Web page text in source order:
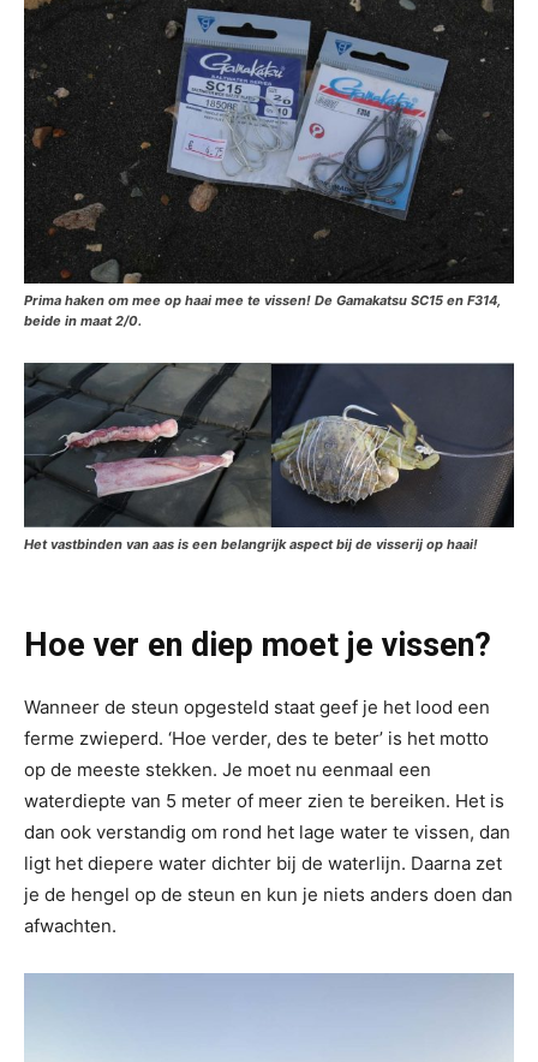
Prima haken om mee op haai mee te vissen! De Gamakatsu SC15 en F314,
beide in maat 2/0.
Het vastbinden van aas is een belangrijk aspect bij de visserij op haai!
Hoe ver en diep moet je vissen?
Wanneer de steun opgesteld staat geef je het lood een
ferme zwieperd. ‘Hoe verder, des te beter’ is het motto
op de meeste stekken. Je moet nu eenmaal een
waterdiepte van 5 meter of meer zien te bereiken. Het is
dan ook verstandig om rond het lage water te vissen, dan
ligt het diepere water dichter bij de waterlijn. Daarna zet
je de hengel op de steun en kun je niets anders doen dan
afwachten.